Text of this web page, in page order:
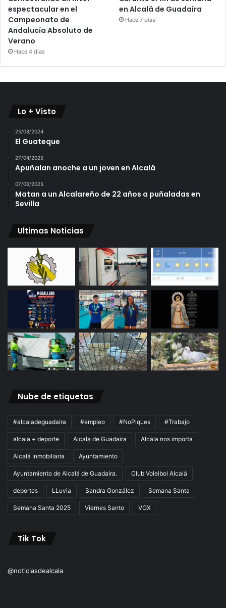
espectacular en el
Campeonato de
Andalucía Absoluto de
Verano
Hace 4 días
en Alcalá de Guadaíra
Hace 7 días
Lo + Visto
25/08/2024
El Guateque
27/04/2025
Apuñalan anoche a un joven en Alcalá
07/06/2025
Matan a un Alcalareño de 22 años a puñaladas en
Sevilla
Ultimas Noticias
Nube de etiquetas
#alcaladeguadaira #empleo #NoPiques #Trabajo
alcala + deporte Alcala de Guadaira Alcala nos importa
Alcalá Inmobiliaria Ayuntamiento
Ayuntamiento de Alcalá de Guadaíra. Club Voleibol Alcalá
deportes LLuvia Sandra González Semana Santa
Semana Santa 2025 Viernes Santo VOX
Tik Tok
@noticiasdealcala